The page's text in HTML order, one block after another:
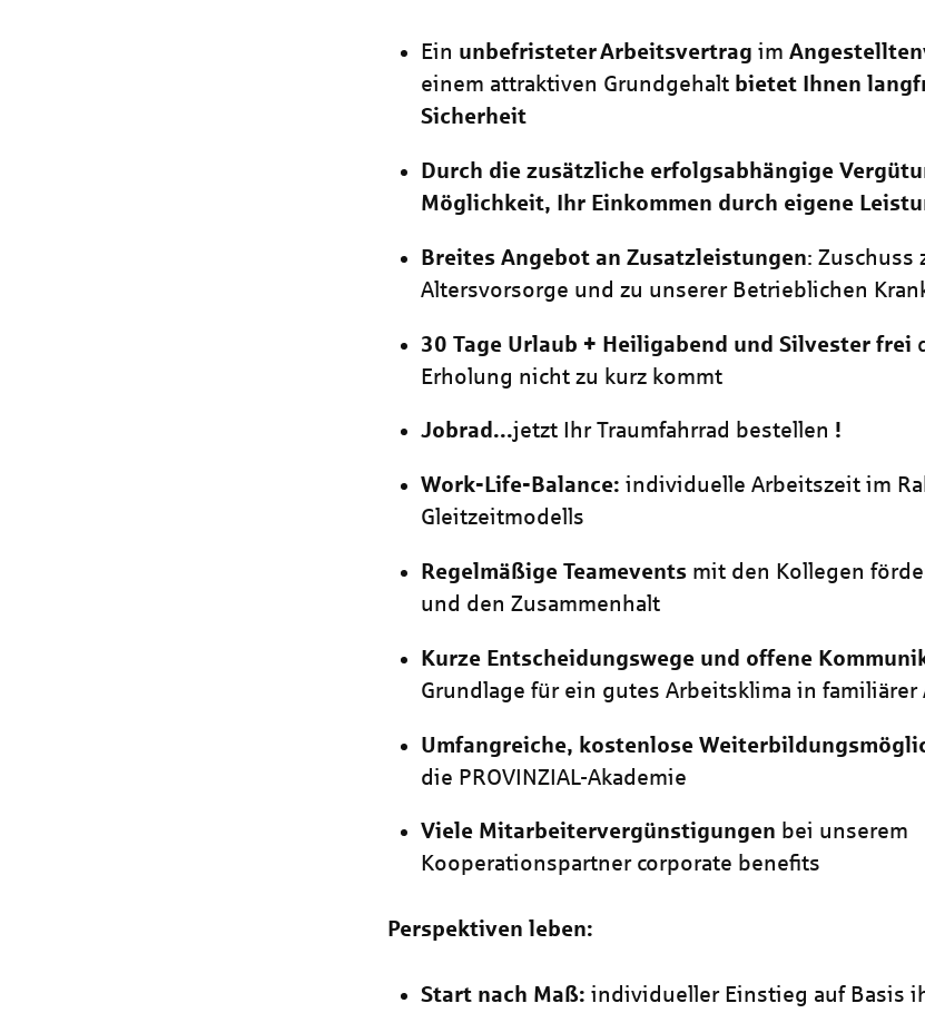
Ein unbefristeterArbeitsvertrag im
einem attraktiven Grundgehalt bietet Ihnen
Sicherheit
Durch die zusätzliche erfolgsabhängige
Möglichkeit, Ihr Einkommen durch eigene
Breites Angebot an Zusatzleistungen: Zuschuss
Altersvorsorge und zu unserer Betrieblichen
30 Tage Urlaub + Heiligabend und Silvester frei
Erholung nicht zu kurz kommt
Jobrad...jetzt Ihr Traumfahrrad bestellen !
Work-Life-Balance:individuelle Arbeitszeit im
Gleitzeitmodells
Regelmäßige Teamevents mit den Kollegen
und den Zusammenhalt
Kurze Entscheidungswege und offene
Grundlage für ein gutes Arbeitsklima in familiärer
Umfangreiche, kostenlose
die PROVINZIAL-Akademie
Viele Mitarbeitervergünstigungen bei unserem
Kooperationspartner corporate benefits
Perspektiven leben:
Start nach Maß:individueller Einstieg auf Basis